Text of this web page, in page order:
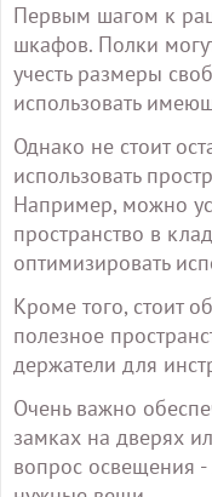
Первым шагом к
шкафов. Полки
учесть размеры
использовать
Однако не стоит
использовать
Например, можно
пространство в
оптимизировать
Кроме того, стоит
полезное
держатели для
Очень важно
замках на дверях
вопрос освещения